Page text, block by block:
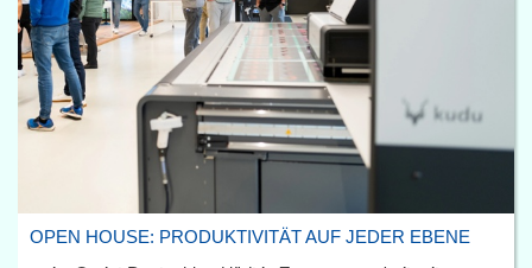
OPEN HOUSE: PRODUKTIVITÄT AUF JEDER EBENE